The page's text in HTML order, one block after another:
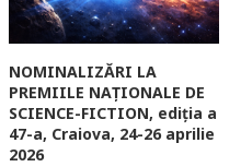
NOMINALIZĂRI LA
PREMIILE NAȚIONALE DE
SCIENCE-FICTION, ediția a
47-a, Craiova, 24-26 aprilie
2026